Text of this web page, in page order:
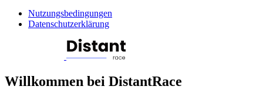
Nutzungsbedingungen
Datenschutzerklärung
Willkommen bei DistantRace